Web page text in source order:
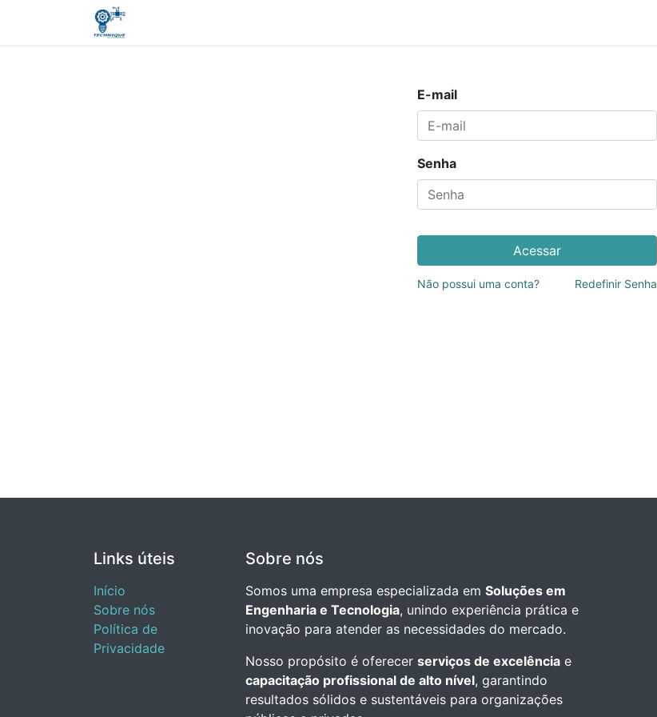
E-mail
Senha
Acessar
Não possui uma conta? Redefinir Senha
Links úteis
Início
Sobre nós
Política de
Privacidade
Sobre nós
Somos uma empresa especializada em Soluções em
Engenharia e Tecnologia, unindo experiência prática e
inovação para atender as necessidades do mercado.
Nosso propósito é oferecer serviços de excelência e
capacitação profissional de alto nível, garantindo
resultados sólidos e sustentáveis para organizações